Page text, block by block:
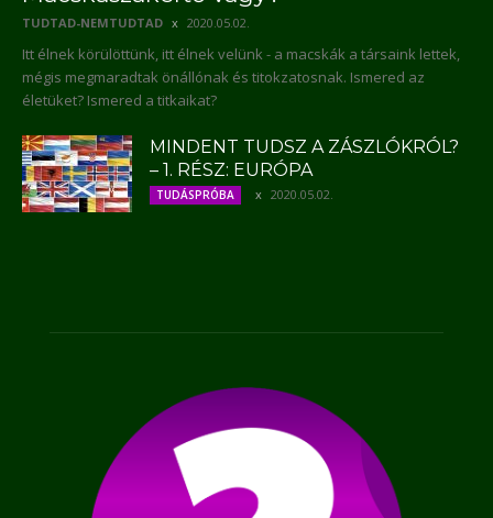
TUDTAD-NEMTUDTAD 2020.05.02.
Itt élnek körülöttünk, itt élnek velünk - a macskák a társaink lettek,
mégis megmaradtak önállónak és titokzatosnak. Ismered az
életüket? Ismered a titkaikat?
MINDENT TUDSZ A ZÁSZLÓKRÓL?
– 1. RÉSZ: EURÓPA
TUDÁSPRÓBA 2020.05.02.